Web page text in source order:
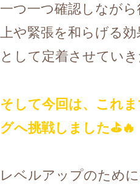
一つ一つ確認しなが
上や緊張を和らげる
として定着させてい
そして今回は、これ
グへ挑戦しました⛳🔥
レベルアップのため